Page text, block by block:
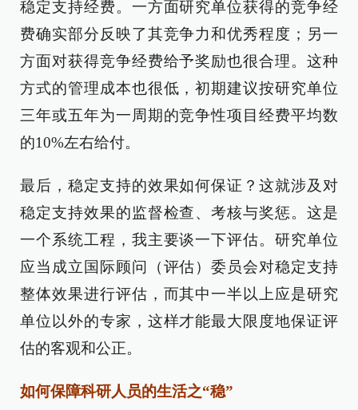
稳定支持经费。一方面研究单位获得的竞争经
费确实部分反映了其竞争力和优秀程度；另一
方面对获得竞争经费给予奖励也很合理。这种
方式的管理成本也很低，初期建议按研究单位
三年或五年为一周期的竞争性项目经费平均数
的10%左右给付。
最后，稳定支持的效果如何保证？这就涉及对
稳定支持效果的监督检查、考核与奖惩。这是
一个系统工程，我主要谈一下评估。研究单位
应当成立国际顾问（评估）委员会对稳定支持
整体效果进行评估，而其中一半以上应是研究
单位以外的专家，这样才能最大限度地保证评
估的客观和公正。
如何保障科研人员的生活之“稳”